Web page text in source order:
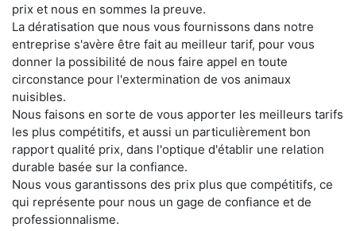
prix et nous en sommes la preuve.
La dératisation que nous vous fournissons dans notre
entreprise s'avère être fait au meilleur tarif, pour vous
donner la possibilité de nous faire appel en toute
circonstance pour l'extermination de vos animaux
nuisibles.
Nous faisons en sorte de vous apporter les meilleurs tarifs
les plus compétitifs, et aussi un particulièrement bon
rapport qualité prix, dans l'optique d'établir une relation
durable basée sur la confiance.
Nous vous garantissons des prix plus que compétitifs, ce
qui représente pour nous un gage de confiance et de
professionnalisme.